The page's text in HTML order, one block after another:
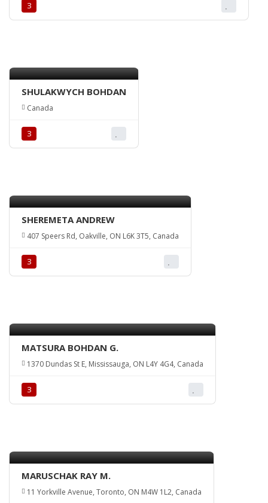
З
SHULAKWYCH BOHDAN
Canada
З
SHEREMETA ANDREW
407 Speers Rd, Oakville, ON L6K 3T5, Canada
З
MATSURA BOHDAN G.
1370 Dundas St E, Mississauga, ON L4Y 4G4, Canada
З
MARUSCHAK RAY M.
11 Yorkville Avenue, Toronto, ON M4W 1L2, Canada